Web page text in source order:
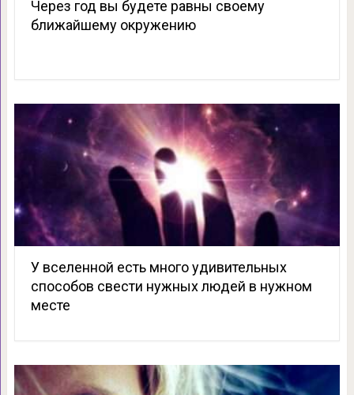
Через год вы будете равны своему
ближайшему окружению
У вселенной есть много удивительных
способов свести нужных людей в нужном
месте